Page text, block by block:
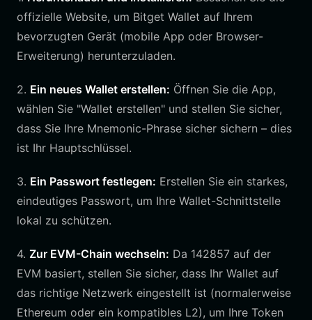
offizielle Website, um Bitget Wallet auf Ihrem
bevorzugten Gerät (mobile App oder Browser-
Erweiterung) herunterzuladen.
2. Ein neues Wallet erstellen: Öffnen Sie die App,
wählen Sie "Wallet erstellen" und stellen Sie sicher,
dass Sie Ihre Mnemonic-Phrase sicher sichern – dies
ist Ihr Hauptschlüssel.
3. Ein Passwort festlegen: Erstellen Sie ein starkes,
eindeutiges Passwort, um Ihre Wallet-Schnittstelle
lokal zu schützen.
4. Zur EVM-Chain wechseln: Da 142857 auf der
EVM basiert, stellen Sie sicher, dass Ihr Wallet auf
das richtige Netzwerk eingestellt ist (normalerweise
Ethereum oder ein kompatibles L2), um Ihre Token